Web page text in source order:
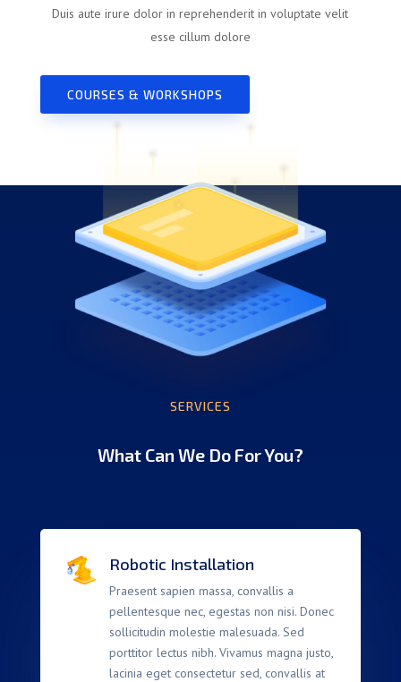
Duis aute irure dolor in reprehenderit in voluptate velit
esse cillum dolore
COURSES & WORKSHOPS
SERVICES
What Can We Do For You?
Robotic Installation
Praesent sapien massa, convallis a
pellentesque nec, egestas non nisi. Donec
sollicitudin molestie malesuada. Sed
porttitor lectus nibh. Vivamus magna justo,
lacinia eget consectetur sed, convallis at